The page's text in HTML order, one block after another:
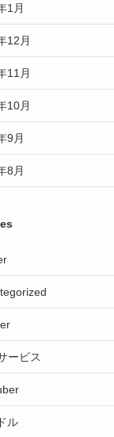
1月
12月
11月
10月
9月
8月
ービス
ル